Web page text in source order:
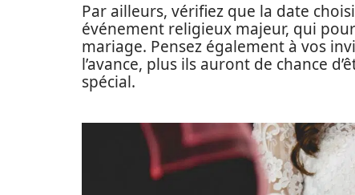
Par ailleurs, vérifiez que la date
événement religieux majeur, qui
mariage. Pensez également à vos
l’avance, plus ils auront de chance
spécial.